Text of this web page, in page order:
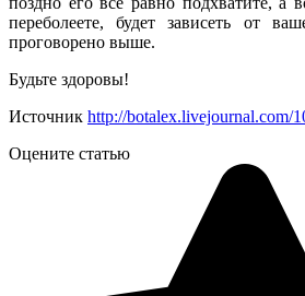
переболеете, будет зависеть от
проговорено выше.
Будьте здоровы!
Источник http://botalex.livejournal.com/
Оцените статью